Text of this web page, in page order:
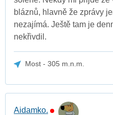
bláznů, hlavně že zprávy
nezajímá. Ještě tam je
nekřivdil.
Most - 305 m.n.m.
Aidamko.